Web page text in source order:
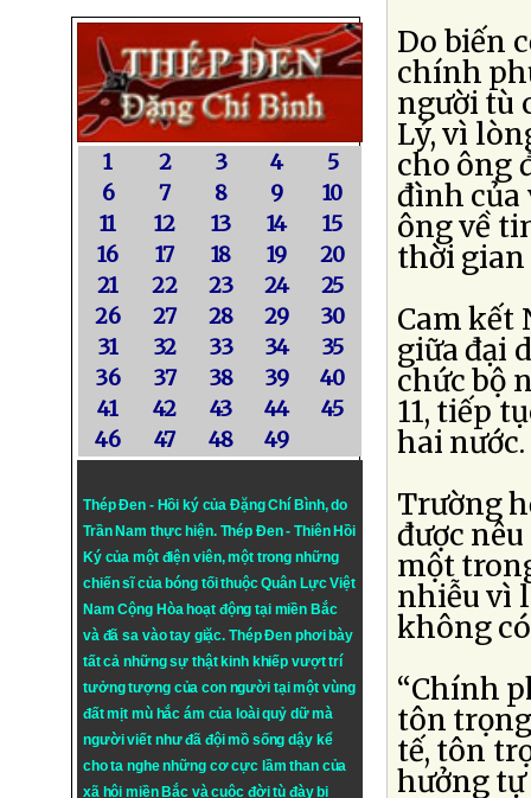
1 2 3 4
5
6
7 8 9
10
11
12 13 14
15
16
17 18 19
20
21
22 23 24
25
26
27 28 29
30
31
32 33 34
35
36
37 38 39
40
41
42 43 44
45
46
47 48 49
Thép Đen - Hồi ký của Đặng Chí Bình, do
Trần Nam thực hiện. Thép Đen- Thiên Hồi
Ký của một điện viên, một trong những
chiến sĩ của bóng tối thuộc Quân Lực Việt
Nam Cộng Hòa hoạt động tại miền Bắc
và đã sa vào tay giặc. Thép Đen phơi bày
tất cả những sự thật kinh khiếp vượt trí
tưởng tượng của con người tại một vùng
đất mịt mù hắc ám của loài quỷ dữ mà
người viết như đã đội mồ sống dậy kể
cho ta nghe những cơ cực lầm than của
xã hội miền Bắc và cuộc đời tù đày bi
Do biến
chính
người tù
Lý, vì
cho ông
đình
ông về
thời gian
Cam kết
giữa đại
chức bộ
11, tiếp
hai nước.
Trường
được
một
nhiễu vì
không
“Chính
tôn
tế, tôn
hưởng tự